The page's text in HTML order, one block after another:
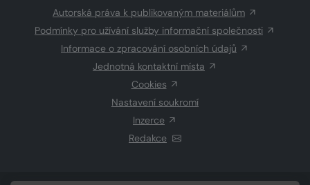
Autorská práva k publikovaným materiálům
Podmínky pro užívání služby informační společnosti
Informace o zpracování osobních údajů
Jednotná kontaktní místa
Cookies
Nastavení soukromí
Inzerce
Redakce